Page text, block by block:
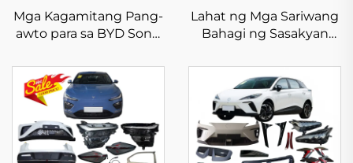
Mga Kagamitang Pang-
awto para sa BYD Song
Dm-i Champion na Mga
Sariwang Bahagi na
Nasa Stock
Lahat ng Mga Sariwang
Bahagi ng Sasakyan
Kagamitan para sa
Elektrikong Sasakyan
noong 2025 para sa
Toyota BZ3X, Headlight,
Bumber, Taillight, Filter,
Rim